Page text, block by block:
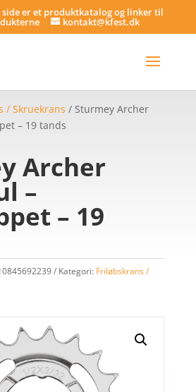
side er et produktkatalog og linker til
kontakt@kfest.dk
/ Skruekrans / Sturmey Archer
– 19 tands
Archer
–
– 19
Kategori: Friløbskrans /